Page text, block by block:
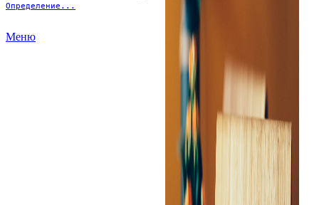
Определение...
Меню